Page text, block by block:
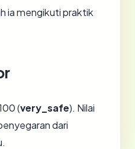
ia mengikuti praktik
(very_safe). Nilai
dari